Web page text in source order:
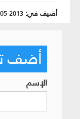
أضيف في: 2013-05-15
أضف
الإسم